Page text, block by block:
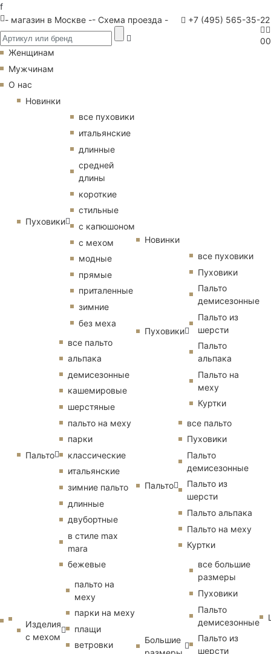
f
- магазин в Москве -- Схема проезда - +7 (495) 565-35-22
00
Женщинам
Мужчинам
О нас
Новинки
Пуховики
все пуховики
итальянские
длинные
средней
длины
короткие
стильные
с капюшоном
с мехом
модные
прямые
приталенные
зимние
без меха
Пальто
все пальто
альпака
демисезонные
кашемировые
шерстяные
пальто на меху
парки
классические
итальянские
зимние пальто
длинные
двубортные
в стиле max
mara
бежевые
Изделия
с мехом
пальто на
меху
парки на меху
плащи
ветровки
Новинки
Пуховики
все пуховики
Пуховики
Пальто
демисезонные
Пальто из
шерсти
Пальто
альпака
Пальто на
меху
Куртки
Пальто
все пальто
Пуховики
Пальто
демисезонные
Пальто из
шерсти
Пальто альпака
Пальто на меху
Куртки
Большие
все большие
размеры
Пуховики
Пальто
демисезонные
Пальто из
шерсти